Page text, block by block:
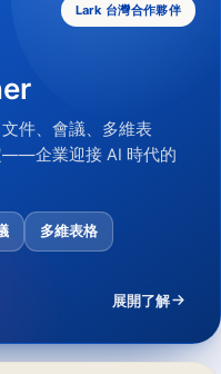
Lark 台灣合作夥伴
件、會議、多維表
——企業迎接 AI 時代的
多維表格
展開了解